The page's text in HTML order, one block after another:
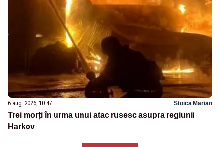
6 aug. 2026, 10:47 Stoica Marian
Trei morți în urma unui atac rusesc asupra regiunii
Harkov